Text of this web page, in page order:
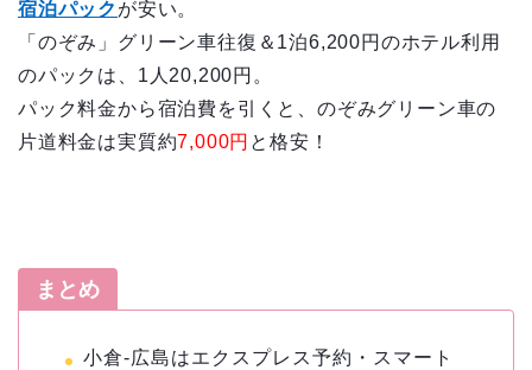
宿泊パック が安い。
「のぞみ」グリーン車往復＆1泊6,200円のホテル利用
のパックは、1人20,200円。
パック料金から宿泊費を引くと、のぞみグリーン車の
片道料金は実質約7,000円 と格安！
まとめ
小倉-広島はエクスプレス予約・スマート